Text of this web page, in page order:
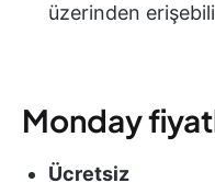
üzerinden
Monday
Ücretsiz